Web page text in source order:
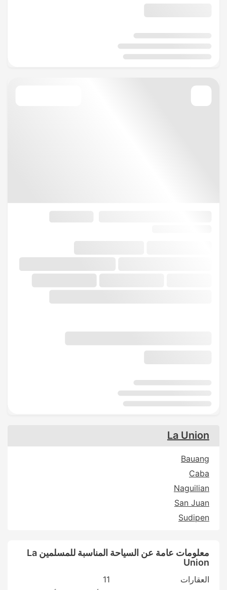
La Union
Bauang
Caba
Naguilian
San Juan
Sudipen
معلومات عامة عن السياحة المناسبة للمسلمين La
Union
العقارات
11